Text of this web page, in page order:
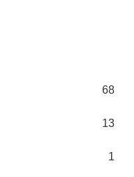
68
13
1